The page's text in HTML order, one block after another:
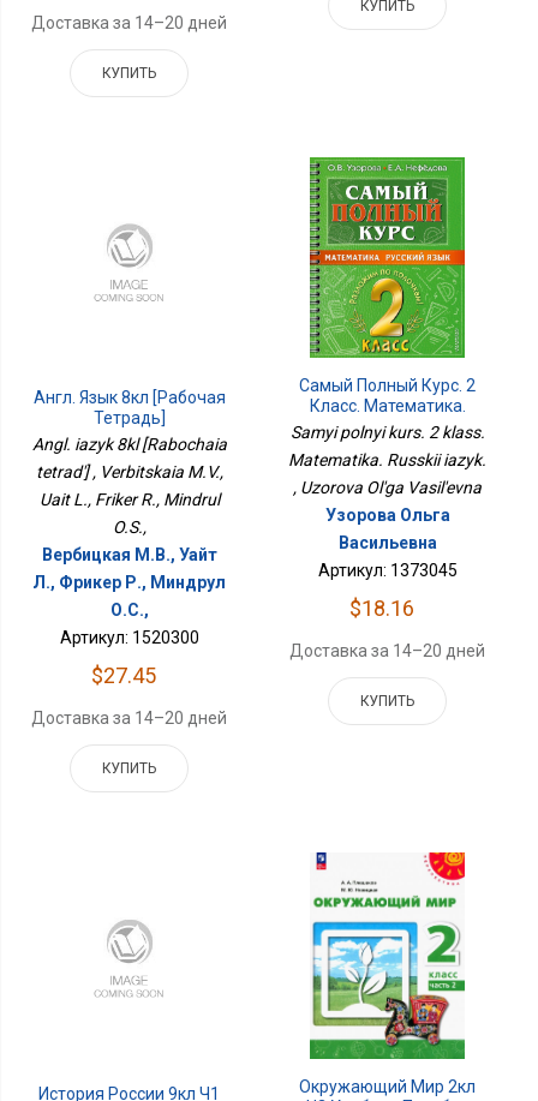
Доставка за 14–20 дней
КУПИТЬ
КУПИТЬ
Англ. Язык 8кл [Рабочая
Тетрадь]
Angl. iazyk 8kl [Rabochaia
tetrad'] , Verbitskaia M.V.,
Uait L., Friker R., Mindrul
O.S.,
Вербицкая М.В., Уайт
Л., Фрикер Р., Миндрул
О.С.,
Артикул: 1520300
$27.45
Доставка за 14–20 дней
КУПИТЬ
Самый Полный Курс. 2
Класс. Математика.
Русский Язык.
Samyi polnyi kurs. 2 klass.
Matematika. Russkii iazyk.
, Uzorova Ol'ga Vasil'evna
Узорова Ольга
Васильевна
Артикул: 1373045
$18.16
Доставка за 14–20 дней
КУПИТЬ
История России 9кл Ч1
Окружающий Мир 2кл